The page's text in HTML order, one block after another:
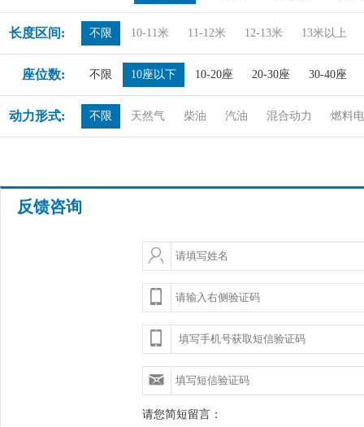
长度区间: 不限 10-11米 11-12米 12-13米 13米以上
座位数: 不限 10座以下 10-20座 20-30座 30-40座
动力形式: 不限 天然气 柴油 汽油 混合动力 燃料
反馈咨询
请您简短留言：